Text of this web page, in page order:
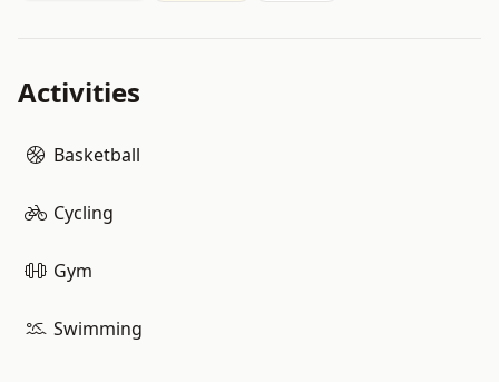
Activities
Basketball
Cycling
Gym
Swimming